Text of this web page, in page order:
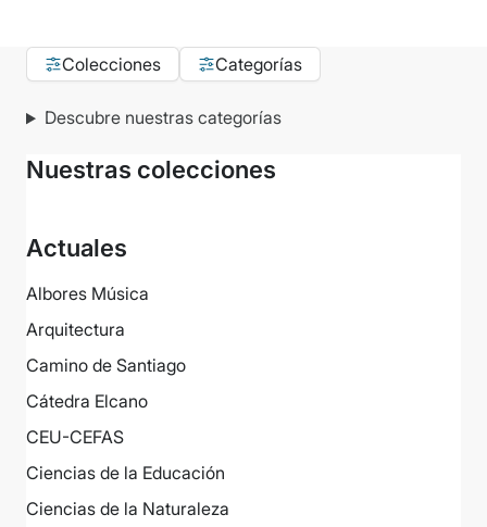
Colecciones Categorías
Descubre nuestras categorías
Nuestras colecciones
Actuales
Albores Música
Arquitectura
Camino de Santiago
Cátedra Elcano
CEU-CEFAS
Ciencias de la Educación
Ciencias de la Naturaleza